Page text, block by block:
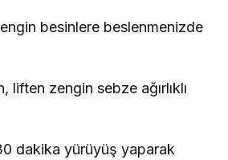
besinlere beslenmenizde
liften zengin sebze ağırlıklı
dakika yürüyüş yaparak